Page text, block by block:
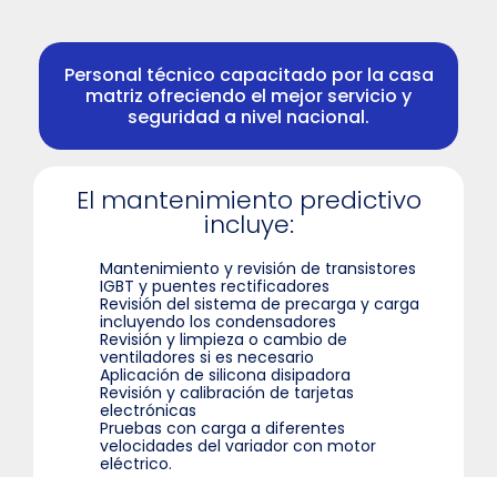
Personal técnico capacitado por la casa
matriz ofreciendo el mejor servicio y
seguridad a nivel nacional.
El mantenimiento predictivo
incluye:
Mantenimiento y revisión de transistores
IGBT y puentes rectificadores
Revisión del sistema de precarga y carga
incluyendo los condensadores
Revisión y limpieza o cambio de
ventiladores si es necesario
Aplicación de silicona disipadora
Revisión y calibración de tarjetas
electrónicas
Pruebas con carga a diferentes
velocidades del variador con motor
eléctrico.